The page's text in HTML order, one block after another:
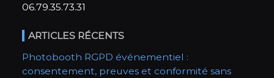
06.79.35.73.31
ARTICLES RÉCENTS
Photobooth RGPD événementiel :
consentement, preuves et conformité sans